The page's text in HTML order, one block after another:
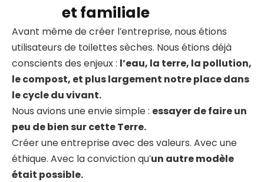
et familiale
Avant même de créer l’entreprise, nous étions
utilisateurs de toilettes sèches. Nous étions déjà
conscients des enjeux : l’eau, la terre, la pollution,
le compost, et plus largement notre place dans
le cycle du vivant.
Nous avions une envie simple : essayer de faire un
peu de bien sur cette Terre.
Créer une entreprise avec des valeurs. Avec une
éthique. Avec la conviction qu’un autre modèle
était possible.